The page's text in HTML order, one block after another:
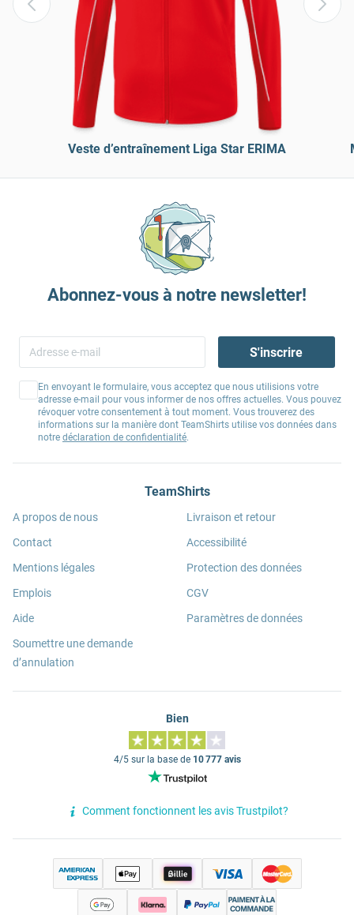
Veste d’entraînement Liga Star ERIMA
Abonnez-vous à notre newsletter!
S'inscrire
En envoyant le formulaire, vous acceptez que nous utilisions votre
adresse e-mail pour vous informer de nos offres actuelles. Vous pouvez
révoquer votre consentement à tout moment. Vous trouverez des
informations sur la manière dont TeamShirts utilise vos données dans
notre déclaration de confidentialité.
TeamShirts
A propos de nous
Contact
Mentions légales
Emplois
Aide
Soumettre une demande
d’annulation
Livraison et retour
Accessibilité
Protection des données
CGV
Paramètres de données
Bien
4/5 sur la base de 10 777 avis
Comment fonctionnent les avis Trustpilot?